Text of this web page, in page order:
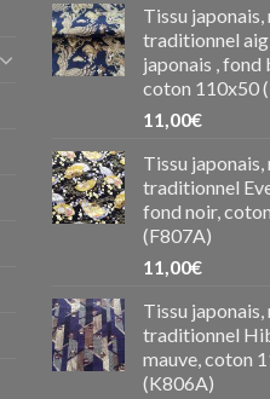
Tissu
traditionnel
japonais , fond
coton 110x50
11,00€
Tissu
traditionnel
fond noir,
(F807A)
11,00€
Tissu
traditionnel
mauve, coton
(K806A)